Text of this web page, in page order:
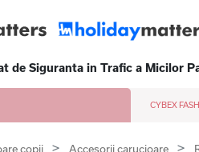
de Siguranta in Trafic a Micilor
CYBEX
copii Accesorii carucioare